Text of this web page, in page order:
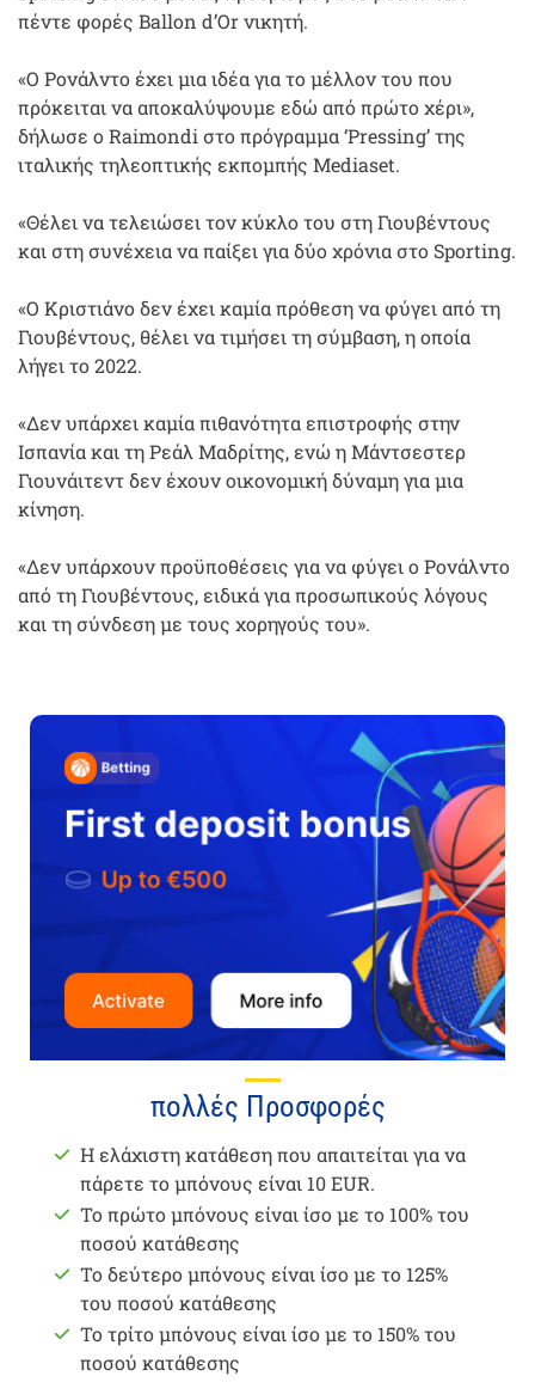
πέντε φορές Ballon d’Or νικητή.
«Ο Ρονάλντο έχει μια ιδέα για το μέλλον του που
πρόκειται να αποκαλύψουμε εδώ από πρώτο χέρι»,
δήλωσε ο Raimondi στο πρόγραμμα ‘Pressing’ της
ιταλικής τηλεοπτικής εκπομπής Mediaset.
«Θέλει να τελειώσει τον κύκλο του στη Γιουβέντους
και στη συνέχεια να παίξει για δύο χρόνια στο Sporting.
«Ο Κριστιάνο δεν έχει καμία πρόθεση να φύγει από τη
Γιουβέντους, θέλει να τιμήσει τη σύμβαση, η οποία
λήγει το 2022.
«Δεν υπάρχει καμία πιθανότητα επιστροφής στην
Ισπανία και τη Ρεάλ Μαδρίτης, ενώ η Μάντσεστερ
Γιουνάιτεντ δεν έχουν οικονομική δύναμη για μια
κίνηση.
«Δεν υπάρχουν προϋποθέσεις για να φύγει ο Ρονάλντο
από τη Γιουβέντους, ειδικά για προσωπικούς λόγους
και τη σύνδεση με τους χορηγούς του».
πολλές Προσφορές
Η ελάχιστη κατάθεση που απαιτείται για να
πάρετε το μπόνους είναι 10 EUR.
Το πρώτο μπόνους είναι ίσο με το 100% του
ποσού κατάθεσης
Το δεύτερο μπόνους είναι ίσο με το 125%
του ποσού κατάθεσης
Το τρίτο μπόνους είναι ίσο με το 150% του
ποσού κατάθεσης